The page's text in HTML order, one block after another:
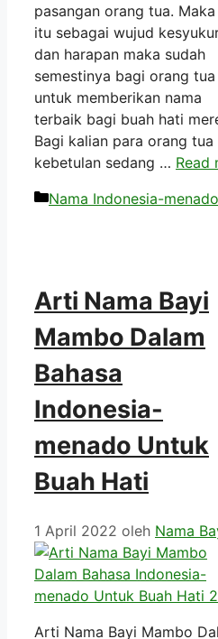
pasangan orang tua.
itu sebagai wujud
dan harapan maka sudah
semestinya bagi orang tua
untuk memberikan nama
terbaik bagi buah hati
Bagi kalian para orang tua
kebetulan sedang … Read
Kategori
Nama Indonesia-menado
Arti Nama Bayi
Mambo Dalam
Bahasa
Indonesia-
menado Untuk
Buah Hati
1 April 2022 oleh Nama
Arti Nama Bayi Mambo